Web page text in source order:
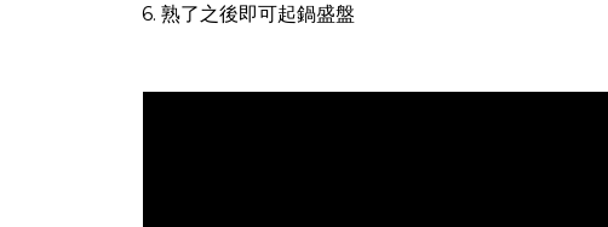
6. 熟了之後即可起鍋盛盤